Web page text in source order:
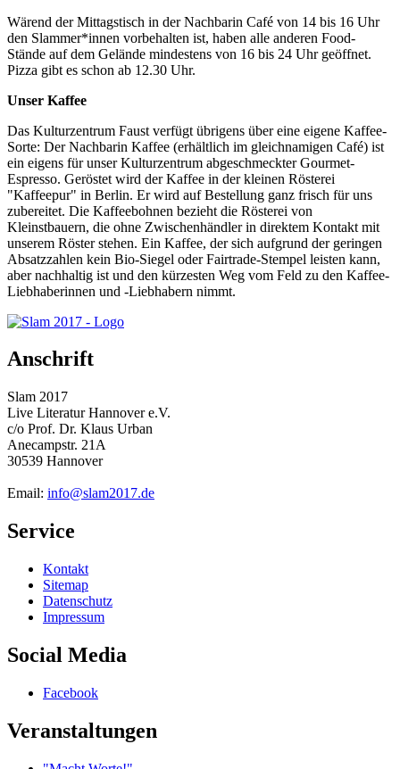
Wärend der Mittagstisch in der Nachbarin Café von 14 bis 16 Uhr
den Slammer*innen vorbehalten ist, haben alle anderen Food-
Stände auf dem Gelände mindestens von 16 bis 24 Uhr geöffnet.
Pizza gibt es schon ab 12.30 Uhr.
Unser Kaffee
Das Kulturzentrum Faust verfügt übrigens über eine eigene Kaffee-
Sorte: Der Nachbarin Kaffee (erhältlich im gleichnamigen Café) ist
ein eigens für unser Kulturzentrum abgeschmeckter Gourmet-
Espresso. Geröstet wird der Kaffee in der kleinen Rösterei
"Kaffeepur" in Berlin. Er wird auf Bestellung ganz frisch für uns
zubereitet. Die Kaffeebohnen bezieht die Rösterei von
Kleinstbauern, die ohne Zwischenhändler in direktem Kontakt mit
unserem Röster stehen. Ein Kaffee, der sich aufgrund der geringen
Absatzzahlen kein Bio-Siegel oder Fairtrade-Stempel leisten kann,
aber nachhaltig ist und den kürzesten Weg vom Feld zu den Kaffee-
Liebhaberinnen und -Liebhabern nimmt.
Anschrift
Slam 2017
Live Literatur Hannover e.V.
c/o Prof. Dr. Klaus Urban
Anecampstr. 21A
30539 Hannover
Email: info@slam2017.de
Service
Kontakt
Sitemap
Datenschutz
Impressum
Social Media
Facebook
Veranstaltungen